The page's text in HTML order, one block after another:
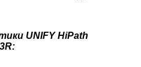
UNIFY HiPath
: